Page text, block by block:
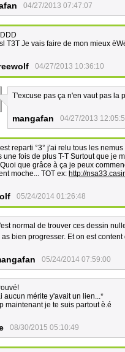
04/27/2013 07:47:07
T3T Je vais faire de mon mieux
04/27/2013 10:36:10
T'excuse pas ça n'en vaut pas la
mangafan 04/27/2013
reparti °3° j'ai relu tous les
une fois de plus T-T Surtout que je
que grâce à ça je peux
moche... TOT ex: http://
05/24/2014 01:26:48
normal de trouver ces dessin
as bien progresser. Et on est content
05/24/2014 07:59:00
aucun mérite y'avait un lien...*
maintenant je te suis partout è.é
08/30/2015 05:10:49